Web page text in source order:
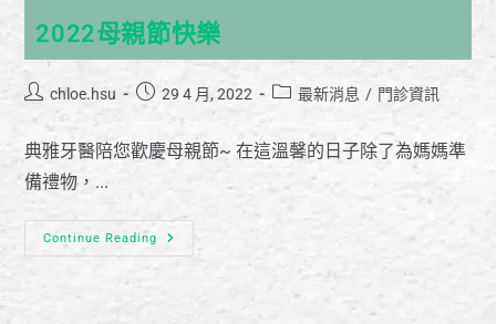
2022母親節快樂
chloe.hsu 29 4 月, 2022 最新消息 / 門診資訊
典雅牙醫陪您歡慶母親節~ 在這溫馨的日子除了為媽媽準
備禮物，...
Continue Reading